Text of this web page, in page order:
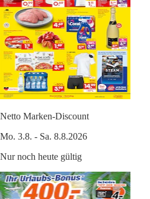
Netto Marken-Discount
Mo. 3.8. - Sa. 8.8.2026
Nur noch heute gültig